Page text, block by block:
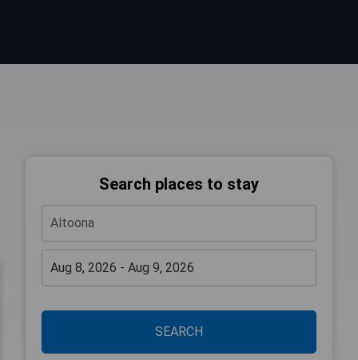
Search places to stay
SEARCH